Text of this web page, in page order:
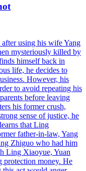
using his wife Yang
mysteriously killed by
himself back in
life, he decides to
However, his
to avoid repeating his
before leaving
his former crush,
sense of justice, he
that Ling
father-in-law, Yang
Zhiguo who had him
Ling Xiaoyue, Yuan
protection money. He